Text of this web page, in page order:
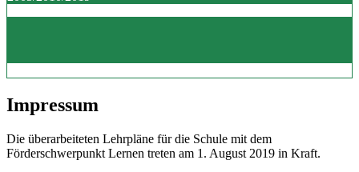
Impressum
Die überarbeiteten Lehrpläne für die Schule mit dem
Förderschwerpunkt Lernen treten am 1. August 2019 in Kraft.